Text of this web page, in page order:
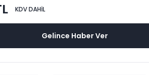
KDV DAHİL
Gelince Haber Ver